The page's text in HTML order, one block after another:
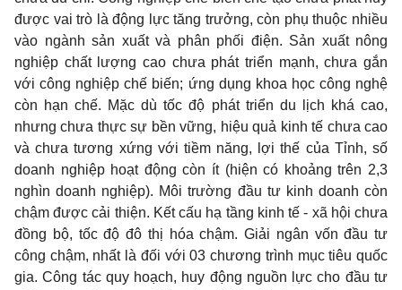
được vai trò là động lực tăng trưởng, còn phụ thuộc nhiều
vào ngành sản xuất và phân phối điện. Sản xuất nông
nghiệp chất lượng cao chưa phát triển mạnh, chưa gắn
với công nghiệp chế biến; ứng dụng khoa học công nghệ
còn hạn chế. Mặc dù tốc độ phát triển du lịch khá cao,
nhưng chưa thực sự bền vững, hiệu quả kinh tế chưa cao
và chưa tương xứng với tiềm năng, lợi thế của Tỉnh, số
doanh nghiệp hoạt động còn ít (hiện có khoảng trên 2,3
nghìn doanh nghiệp). Môi trường đầu tư kinh doanh còn
chậm được cải thiện. Kết cấu hạ tầng kinh tế - xã hội chưa
đồng bộ, tốc độ đô thị hóa chậm. Giải ngân vốn đầu tư
công chậm, nhất là đối với 03 chương trình mục tiêu quốc
gia. Công tác quy hoạch, huy động nguồn lực cho đầu tư